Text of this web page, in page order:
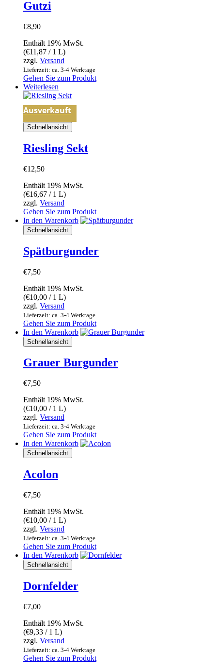
Gutzi
€8,90
Enthält 19% MwSt.
(€11,87 / 1 L)
zzgl. Versand
Lieferzeit: ca. 3-4 Werktage
Gehen Sie zum Produkt
Weiterlesen
Ausverkauft
Schnellansicht
Riesling Sekt
€12,50
Enthält 19% MwSt.
(€16,67 / 1 L)
zzgl. Versand
Gehen Sie zum Produkt
In den Warenkorb
Schnellansicht
Spätburgunder
€7,50
Enthält 19% MwSt.
(€10,00 / 1 L)
zzgl. Versand
Lieferzeit: ca. 3-4 Werktage
Gehen Sie zum Produkt
In den Warenkorb
Schnellansicht
Grauer Burgunder
€7,50
Enthält 19% MwSt.
(€10,00 / 1 L)
zzgl. Versand
Lieferzeit: ca. 3-4 Werktage
Gehen Sie zum Produkt
In den Warenkorb
Schnellansicht
Acolon
€7,50
Enthält 19% MwSt.
(€10,00 / 1 L)
zzgl. Versand
Lieferzeit: ca. 3-4 Werktage
Gehen Sie zum Produkt
In den Warenkorb
Schnellansicht
Dornfelder
€7,00
Enthält 19% MwSt.
(€9,33 / 1 L)
zzgl. Versand
Lieferzeit: ca. 3-4 Werktage
Gehen Sie zum Produkt